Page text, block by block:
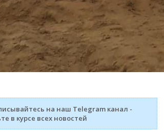
на наш Telegram канал -
в курсе всех новостей